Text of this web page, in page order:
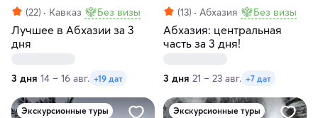
(22) Кавказ Без визы
Лучшее в Абхазии за 3
дня
3 дня 14 – 16 авг. +19 дат
(13) Абхазия Без визы
Абхазия: центральная
часть за 3 дня!
3 дня 21 – 23 авг. +7 дат
Экскурсионные туры Экскурсионные туры